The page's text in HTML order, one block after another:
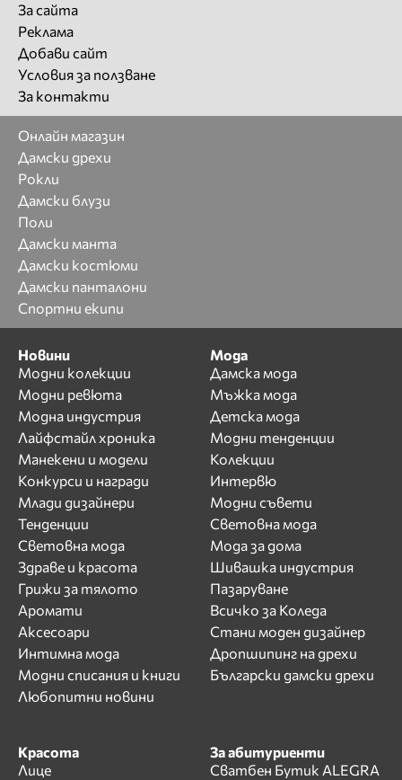
За сайта
Реклама
Добави сайт
Условия за ползване
За контакти
Онлайн магазин
Дамски дрехи
Рокли
Дамски блузи
Поли
Дамски манта
Дамски костюми
Дамски панталони
Спортни екипи
Новини
Модни колекции
Модни ревюта
Модна индустрия
Лайфстайл хроника
Манекени и модели
Конкурси и награди
Млади дизайнери
Тенденции
Световна мода
Здраве и красота
Грижи за тялото
Аромати
Аксесоари
Интимна мода
Модни списания и книги
Любопитни новини
Мода
Дамска мода
Мъжка мода
Детска мода
Модни тенденции
Колекции
Интервю
Модни съвети
Световна мода
Мода за дома
Шивашка индустрия
Пазаруване
Всичко за Коледа
Стани моден дизайнер
Дропшипинг на дрехи
Български дамски дрехи
Красота
Лице
За абитуриенти
Сватбен Бутик ALEGRA